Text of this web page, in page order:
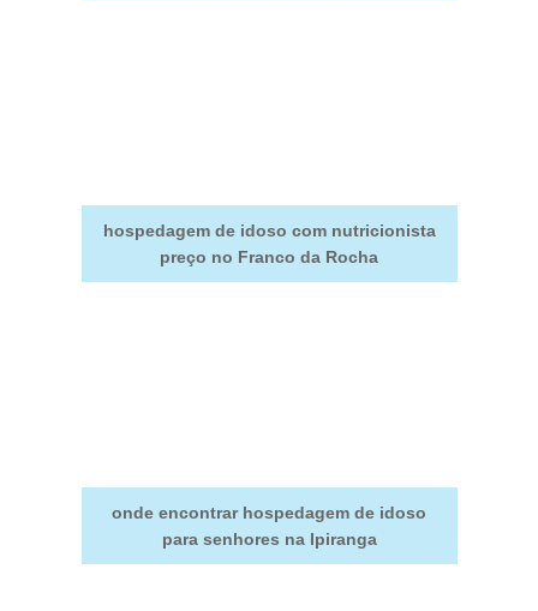
hospedagem de idoso com nutricionista
preço no Franco da Rocha
onde encontrar hospedagem de idoso
para senhores na Ipiranga